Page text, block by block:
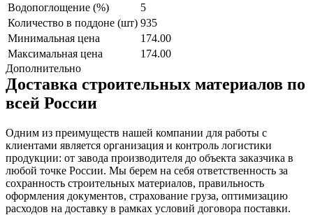
Водопоглощение (%)
5
Количество в поддоне (шт) 935
Минимальная цена
174.00
Максимальная цена
174.00
Дополнительно
Доставка строительных материалов по
всей России
Одним из преимуществ нашей компании для работы с
клиентами является организация и контроль логистики
продукции: от завода производителя до объекта заказчика в
любой точке России. Мы берем на себя ответственность за
сохранность строительных материалов, правильность
оформления документов, страхование груза, оптимизацию
расходов на доставку в рамках условий договора поставки.